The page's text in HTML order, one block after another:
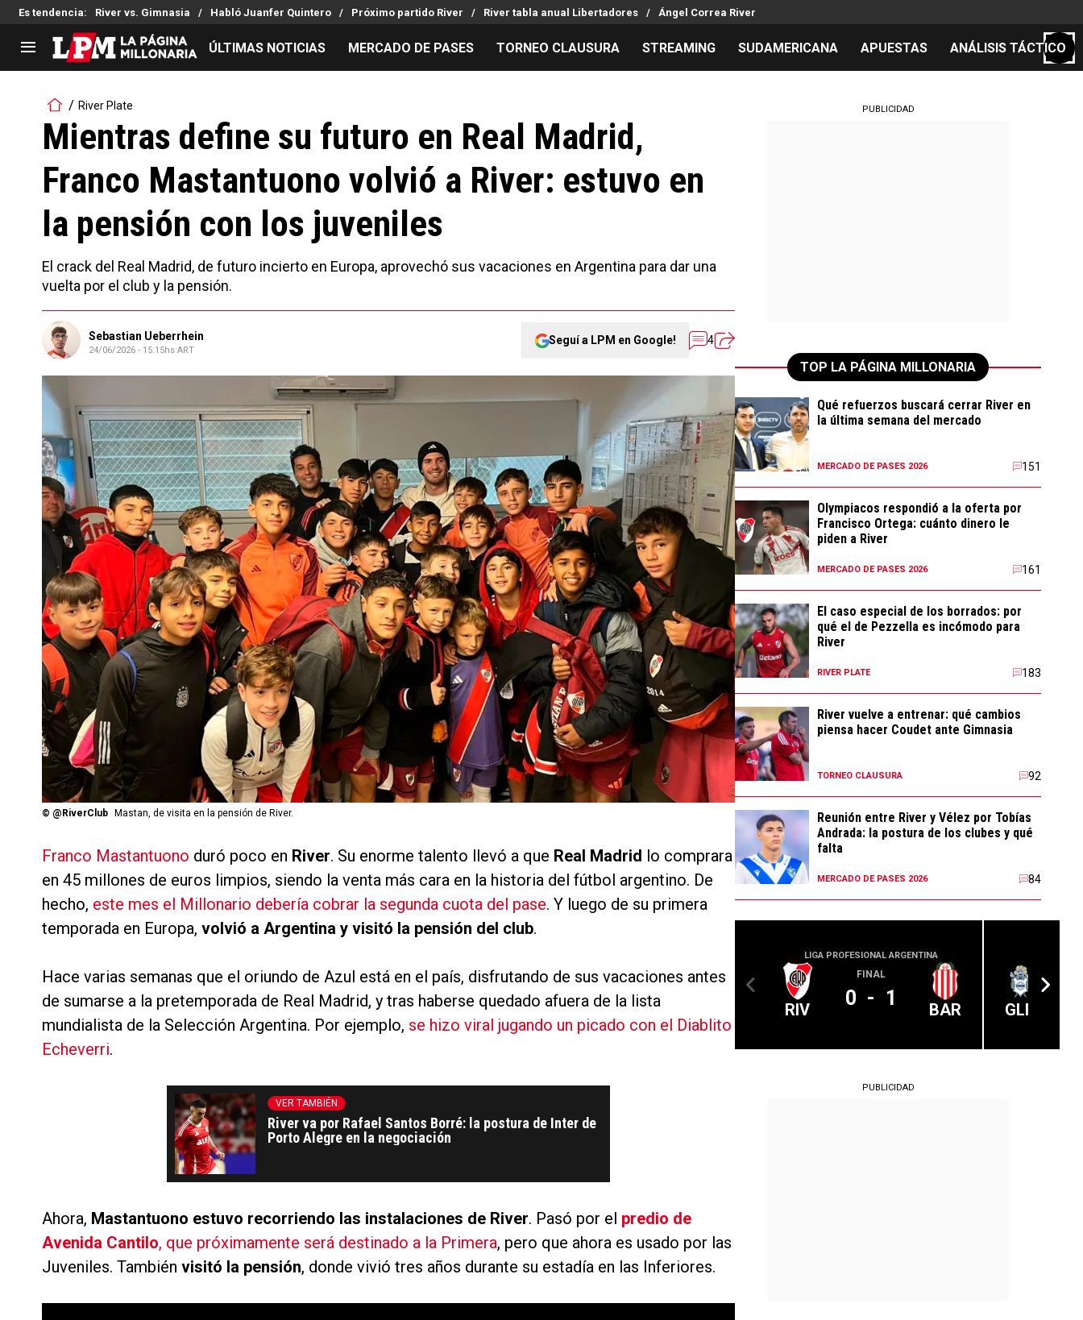
Es tendencia: River vs. Gimnasia Habló Juanfer Quintero Próximo partido River River tabla anual Libertadores Ángel Correa River
LIGA PROFESIONAL
Noticias
Tabla de posiciones
Fixture
Reserva
Copa Sudamericana
Copa Argentina
Selección Argentina
Mercado de Pases
Análisis tácticos
Juanfer Quintero
Chacho Coudet
Ex River
Streaming
Entradas
Los goles de River
Pronósticos
ÚLTIMAS NOTICIAS MERCADO DE PASES TORNEO CLAUSURA STREAMING SUDAMERICANA APUESTAS ANÁLISIS TÁCTICO
River Plate
Mientras define su futuro en Real Madrid,
Franco Mastantuono volvió a River: estuvo en
la pensión con los juveniles
El crack del Real Madrid, de futuro incierto en Europa, aprovechó sus vacaciones en Argentina para dar una
vuelta por el club y la pensión.
Sebastian Ueberrhein
24/06/2026 - 15:15hs ART
Seguí a LPM en Google! 4
© @RiverClub Mastan, de visita en la pensión de River.
Franco Mastantuono duró poco en River. Su enorme talento llevó a que Real Madrid lo comprara
en 45 millones de euros limpios, siendo la venta más cara en la historia del fútbol argentino. De
hecho, este mes el Millonario debería cobrar la segunda cuota del pase. Y luego de su primera
temporada en Europa, volvió a Argentina y visitó la pensión del club.
Hace varias semanas que el oriundo de Azul está en el país, disfrutando de sus vacaciones antes
de sumarse a la pretemporada de Real Madrid, y tras haberse quedado afuera de la lista
mundialista de la Selección Argentina. Por ejemplo, se hizo viral jugando un picado con el Diablito
Echeverri.
VER TAMBIÉN
River va por Rafael Santos Borré: la postura de Inter de
Porto Alegre en la negociación
Ahora, Mastantuono estuvo recorriendo las instalaciones de River. Pasó por el predio de
Avenida Cantilo, que próximamente será destinado a la Primera, pero que ahora es usado por las
Juveniles. También visitó la pensión, donde vivió tres años durante su estadía en las Inferiores.
PUBLICIDAD
TOP LA PÁGINA MILLONARIA
Qué refuerzos buscará cerrar River en
la última semana del mercado
MERCADO DE PASES 2026 151
Olympiacos respondió a la oferta por
Francisco Ortega: cuánto dinero le
piden a River
MERCADO DE PASES 2026 161
El caso especial de los borrados: por
qué el de Pezzella es incómodo para
River
RIVER PLATE 183
River vuelve a entrenar: qué cambios
piensa hacer Coudet ante Gimnasia
TORNEO CLAUSURA 92
Reunión entre River y Vélez por Tobías
Andrada: la postura de los clubes y qué
falta
MERCADO DE PASES 2026 84
LIGA PROFESIONAL ARGENTINA
RIV
FINAL
0 - 1 BAR GLP
PUBLICIDAD